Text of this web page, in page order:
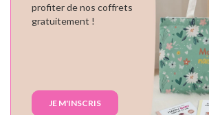
profiter de nos coffrets
gratuitement !
JE M'INSCRIS